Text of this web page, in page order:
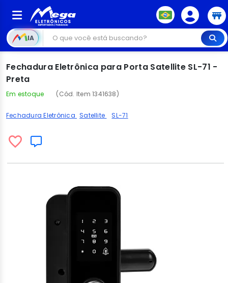
IA
Fechadura Eletrônica para Porta Satellite SL-71 -
Preta
Em estoque (Cód. Item 1341638)
Fechadura Eletrônica Satellite SL-71